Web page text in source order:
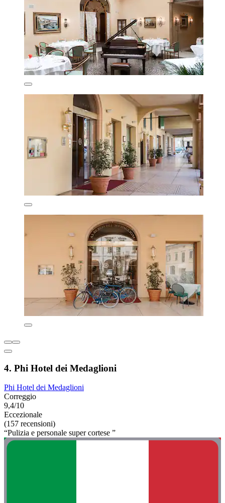
4. Phi Hotel dei Medaglioni
Phi Hotel dei Medaglioni
Correggio
9,4/10
Eccezionale
(157 recensioni)
“Pulizia e personale super cortese ”